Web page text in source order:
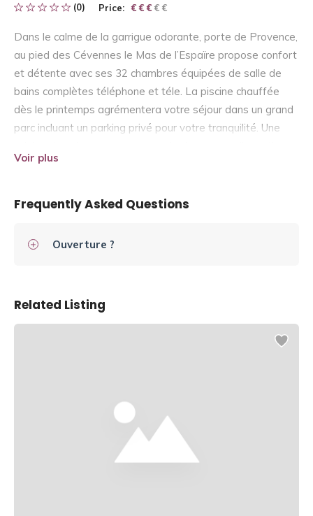
(0) Price: € € € € €
€ € €
Dans le calme de la garrigue odorante, porte de Provence,
au pied des Cévennes le Mas de l’Espaïre propose confort
et détente avec ses 32 chambres équipées de salle de
bains complètes téléphone et téle. La piscine chauffée
dès le printemps agrémentera votre séjour dans un grand
parc incluant un parking privé pour votre tranquilité. Une
ou sur la terrasse ombragée non loin de la piscine dans le
vous sera reservé par François ZACCARIA Bernard
Voir plus
Frequently Asked Questions
Ouverture ?
Related Listing